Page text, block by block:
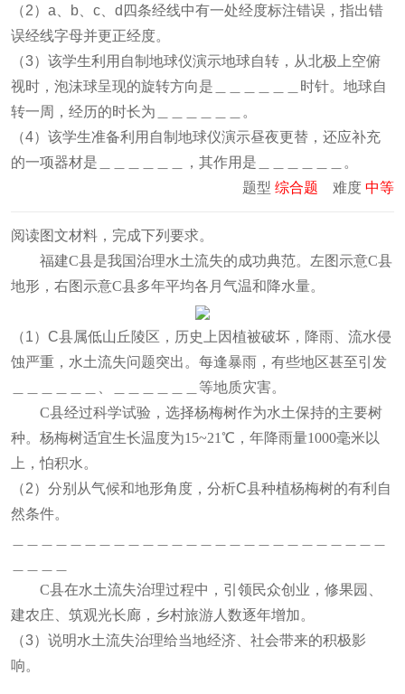
（2）a、b、c、d四条经线中有一处经度标注错误，指出错
误经线字母并更正经度。
（3）该学生利用自制地球仪演示地球自转，从北极上空俯
视时，泡沫球呈现的旋转方向是＿＿＿＿＿＿时针。地球自
转一周，经历的时长为＿＿＿＿＿＿。
（4）该学生准备利用自制地球仪演示昼夜更替，还应补充
的一项器材是＿＿＿＿＿＿，其作用是＿＿＿＿＿＿。
题型 综合题 难度 中等
阅读图文材料，完成下列要求。
福建C县是我国治理水土流失的成功典范。左图示意C县
地形，右图示意C县多年平均各月气温和降水量。
（1）C县属低山丘陵区，历史上因植被破坏，降雨、流水侵
蚀严重，水土流失问题突出。每逢暴雨，有些地区甚至引发
＿＿＿＿＿＿、＿＿＿＿＿＿等地质灾害。
C县经过科学试验，选择杨梅树作为水土保持的主要树
种。杨梅树适宜生长温度为15~21℃，年降雨量1000毫米以
上，怕积水。
（2）分别从气候和地形角度，分析C县种植杨梅树的有利自
然条件。
C县在水土流失治理过程中，引领民众创业，修果园、
建农庄、筑观光长廊，乡村旅游人数逐年增加。
（3）说明水土流失治理给当地经济、社会带来的积极影
响。